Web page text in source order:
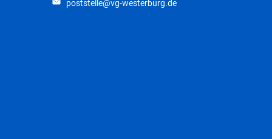
poststelle@vg-westerburg.de